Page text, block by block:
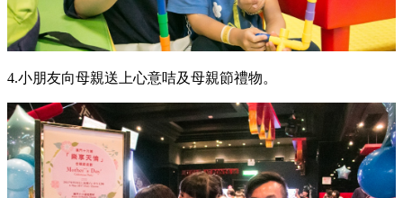
4.小朋友向母親送上心意咭及母親節禮物。